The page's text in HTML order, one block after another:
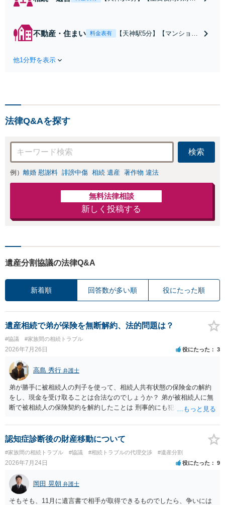
富なノウハウも活用し、的確な対
応で軋轢を減らしながらスピーデ
不動産・住まい 料金表有
【天神駅5分】【マンション
【メール／オンライン相談
他1分野を表示
法律Q&Aを探す
検索
例） 離婚 慰謝料 誹謗中傷 相続 遺産 著作物 違法
無料法律相談
新しく投稿する
遺産分割協議の法律Q&A
新着順 回答数が多い順 役にたった順
遺産相続で弟が保険を無断解約、法的問題は？
#協議 #家族間の相続トラブル
2026年7月26日 役にたった 3
高島 秀行 弁護士
弟が勝手に被相続人の判子を使って、相続人共有状態の保険金の解約
をし、現金を受け取ることは合法なのでしょうか？ 弟が被相続人に無
断で被相続人の保険契約を解約したことは 刑事的にも犯罪となる可能
された書類のコピーを取得して、弁護士に面談で詳しい事情を話して
相談 されたら良いと思います。
認知症診断後の財産移動について
#家族間の相続トラブル #協議 #相続トラブルの代理交渉 #遺産分割
2026年7月24日 役にたった 9
岡田 晃朝 弁護士
そもそも、11月に遺言書で相手が取得できるものでしたら、争いには